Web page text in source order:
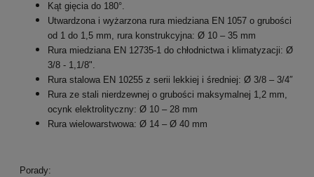
Kąt gięcia do 180°.
Utwardzona i wyżarzona rura miedziana EN 1057 o grubości
od 1 do 1,5 mm, rura konstrukcyjna: Ø 10 – 35 mm
Rura miedziana EN 12735-1 do chłodnictwa i klimatyzacji: Ø
3/8 - 1,1/8".
Rura stalowa EN 10255 z serii lekkiej i średniej: Ø 3/8 – 3/4″
Rura ze stali nierdzewnej o grubości maksymalnej 1,2 mm,
ocynk elektrolityczny: Ø 10 – 28 mm
Rura wielowarstwowa: Ø 14 – Ø 40 mm
Porady: